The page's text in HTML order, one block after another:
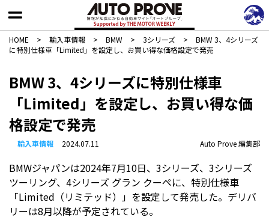
HOME > 輸入車情報 > BMW > 3シリーズ >
BMW 3、4シリーズ
に特別仕様車「Limited」を設定し、お買い得な価格設定で発売
BMW 3、4シリーズに特別仕様車
「Limited」を設定し、お買い得な価
格設定で発売
輸入車情報 2024.07.11 Auto Prove 編集部
BMWジャパンは2024年7月10日、3シリーズ、3シリーズ
ツーリング、4シリーズ グラン クーペに、特別仕様車
「Limited（リミテッド）」を設定して発売した。デリバ
リーは8月以降が予定されている。